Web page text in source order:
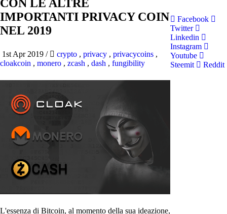
CON LE ALTRE
IMPORTANTI PRIVACY COIN
NEL 2019
1st Apr 2019 / crypto , privacy , privacycoins ,
cloakcoin , monero , zcash , dash , fungibility
L'essenza di Bitcoin, al momento della sua ideazione,
Facebook
Twitter
Linkedin
Instagram
Youtube
Steemit
Reddit